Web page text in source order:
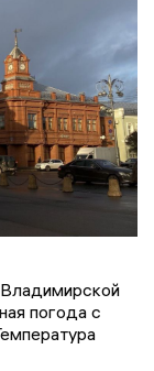
погода с